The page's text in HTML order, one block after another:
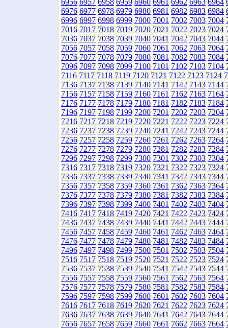
6956 6957 6958 6959 6960 6961 6962 6963 6964
6976 6977 6978 6979 6980 6981 6982 6983 6984
6996 6997 6998 6999 7000 7001 7002 7003 7004
7016 7017 7018 7019 7020 7021 7022 7023 7024
7036 7037 7038 7039 7040 7041 7042 7043 7044
7056 7057 7058 7059 7060 7061 7062 7063 7064
7076 7077 7078 7079 7080 7081 7082 7083 7084
7096 7097 7098 7099 7100 7101 7102 7103 7104
7116 7117 7118 7119 7120 7121 7122 7123 7124
7136 7137 7138 7139 7140 7141 7142 7143 7144
7156 7157 7158 7159 7160 7161 7162 7163 7164
7176 7177 7178 7179 7180 7181 7182 7183 7184
7196 7197 7198 7199 7200 7201 7202 7203 7204
7216 7217 7218 7219 7220 7221 7222 7223 7224
7236 7237 7238 7239 7240 7241 7242 7243 7244
7256 7257 7258 7259 7260 7261 7262 7263 7264
7276 7277 7278 7279 7280 7281 7282 7283 7284
7296 7297 7298 7299 7300 7301 7302 7303 7304
7316 7317 7318 7319 7320 7321 7322 7323 7324
7336 7337 7338 7339 7340 7341 7342 7343 7344
7356 7357 7358 7359 7360 7361 7362 7363 7364
7376 7377 7378 7379 7380 7381 7382 7383 7384
7396 7397 7398 7399 7400 7401 7402 7403 7404
7416 7417 7418 7419 7420 7421 7422 7423 7424
7436 7437 7438 7439 7440 7441 7442 7443 7444
7456 7457 7458 7459 7460 7461 7462 7463 7464
7476 7477 7478 7479 7480 7481 7482 7483 7484
7496 7497 7498 7499 7500 7501 7502 7503 7504
7516 7517 7518 7519 7520 7521 7522 7523 7524
7536 7537 7538 7539 7540 7541 7542 7543 7544
7556 7557 7558 7559 7560 7561 7562 7563 7564
7576 7577 7578 7579 7580 7581 7582 7583 7584
7596 7597 7598 7599 7600 7601 7602 7603 7604
7616 7617 7618 7619 7620 7621 7622 7623 7624
7636 7637 7638 7639 7640 7641 7642 7643 7644
7656 7657 7658 7659 7660 7661 7662 7663 7664